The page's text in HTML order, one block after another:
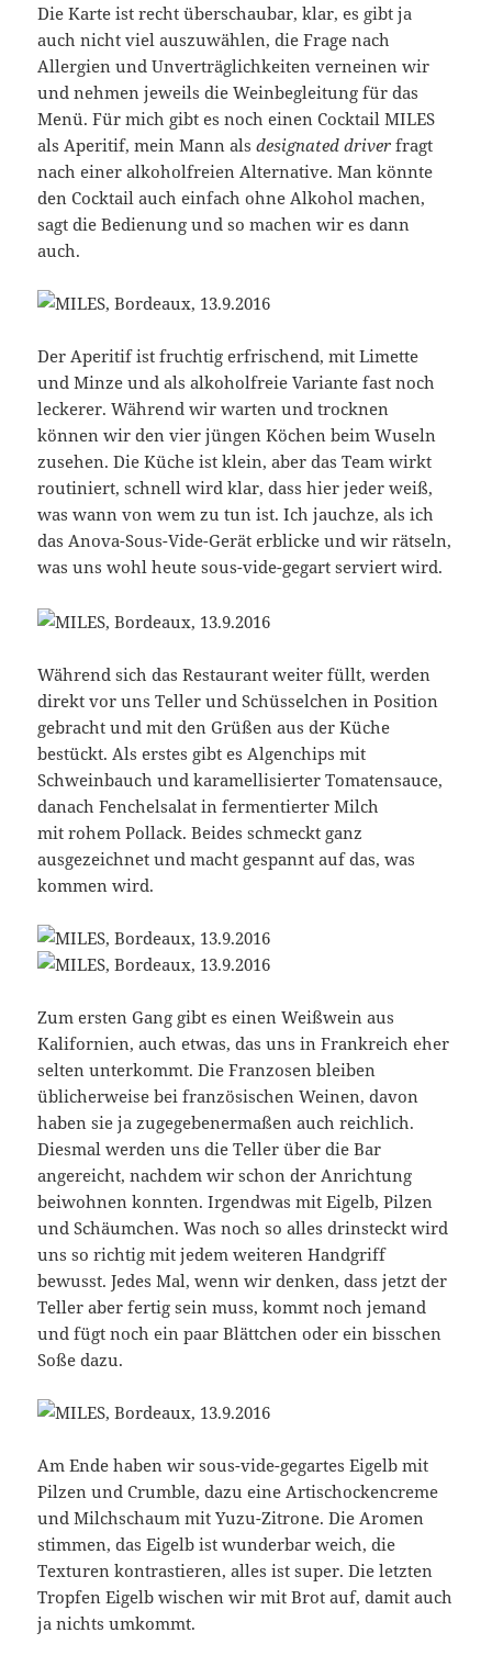
Die Karte ist recht überschaubar, klar, es gibt ja
auch nicht viel auszuwählen, die Frage nach
Allergien und Unverträglichkeiten verneinen wir
und nehmen jeweils die Weinbegleitung für das
Menü. Für mich gibt es noch einen Cocktail MILES
als Aperitif, mein Mann alsdesignated driver fragt
nach einer alkoholfreien Alternative. Man könnte
den Cocktail auch einfach ohne Alkohol machen,
sagt die Bedienung und so machen wir es dann
auch.
Der Aperitif ist fruchtig erfrischend, mit Limette
und Minze und als alkoholfreie Variante fast noch
leckerer. Während wir warten und trocknen
können wir den vier jüngen Köchen beim Wuseln
zusehen. Die Küche ist klein, aber das Team wirkt
routiniert, schnell wird klar, dass hier jeder weiß,
was wann von wem zu tun ist. Ich jauchze, als ich
das Anova-Sous-Vide-Gerät erblicke und wir rätseln,
was uns wohl heute sous-vide-gegart serviert wird.
Während sich das Restaurant weiter füllt, werden
direkt vor uns Teller und Schüsselchen in Position
gebracht und mit den Grüßen aus der Küche
bestückt. Als erstes gibt es Algenchips mit
Schweinbauch und karamellisierter Tomatensauce,
danach Fenchelsalat in fermentierter Milch
mit rohem Pollack. Beides schmeckt ganz
ausgezeichnet und macht gespannt auf das, was
kommen wird.
Zum ersten Gang gibt es einen Weißwein aus
Kalifornien, auch etwas, das uns in Frankreich eher
selten unterkommt. Die Franzosen bleiben
üblicherweise bei französischen Weinen, davon
haben sie ja zugegebenermaßen auch reichlich.
Diesmal werden uns die Teller über die Bar
angereicht, nachdem wir schon der Anrichtung
beiwohnen konnten. Irgendwas mit Eigelb, Pilzen
und Schäumchen. Was noch so alles drinsteckt wird
uns so richtig mit jedem weiteren Handgriff
bewusst. Jedes Mal, wenn wir denken, dass jetzt der
Teller aber fertig sein muss, kommt noch jemand
und fügt noch ein paar Blättchen oder ein bisschen
Soße dazu.
Am Ende haben wir sous-vide-gegartes Eigelb mit
Pilzen und Crumble, dazu eine Artischockencreme
und Milchschaum mit Yuzu-Zitrone. Die Aromen
stimmen, das Eigelb ist wunderbar weich, die
Texturen kontrastieren, alles ist super. Die letzten
Tropfen Eigelb wischen wir mit Brot auf, damit auch
ja nichts umkommt.